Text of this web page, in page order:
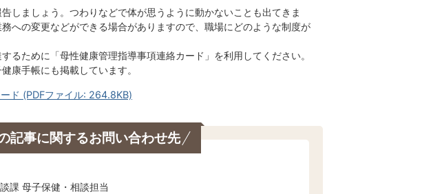
しましょう。つわりなどで体が思うように動かないことも出てきま
への変更などができる場合がありますので、職場にどのような制度が
るために「母性健康管理指導事項連絡カード」を利用してください。
康手帳にも掲載しています。
ド (PDFファイル: 264.8KB)
記事に関するお問い合わせ先
課 母子保健・相談担当